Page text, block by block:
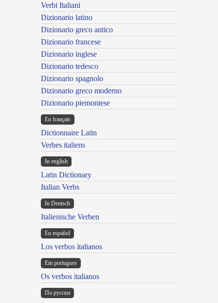
Verbi Italiani
Dizionario latino
Dizionario greco antico
Dizionario francese
Dizionario inglese
Dizionario tedesco
Dizionario spagnolo
Dizionario greco moderno
Dizionario piemontese
En français
Dictionnaire Latin
Verbes italiens
In english
Latin Dictionary
Italian Verbs
In Deutsch
Italienische Verben
En español
Los verbos italianos
Em portugues
Os verbos italianos
По русски